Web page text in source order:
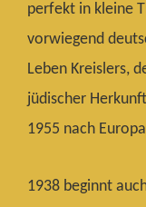
perfekt in kleine
vorwiegend
Leben Kreislers,
jüdischer
1955 nach
1938 beginnt